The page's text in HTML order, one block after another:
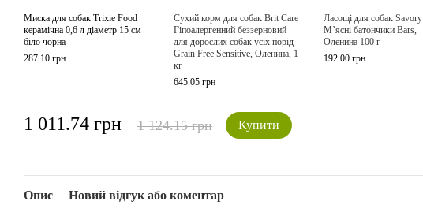
Миска для собак Trixie Food
керамічна 0,6 л діаметр 15 см
біло чорна
287.10 грн
Сухий корм для собак Brit Care
Гіпоалергенний беззерновий
для дорослих собак усіх порід
Grain Free Sensitive, Оленина, 1
кг
645.05 грн
Ласощі для собак Savory
М’ясні батончики Bars,
Оленина 100 г
192.00 грн
1 011.74 грн 1 124.15 грн Купити
Опис Новий відгук або коментар